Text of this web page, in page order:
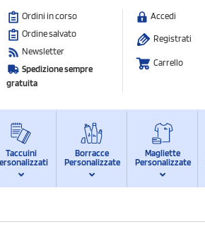
Ordini in corso
Ordine salvato
Newsletter
Spedizione sempre
gratuita
Accedi
Registrati
Carrello
Taccuini
Borracce
Personalizzate
Magliette
Personalizzate